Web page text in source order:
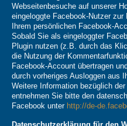
Webseitenbesuche auf unserer
eingeloggte Facebook-Nutzer
Ihrem persönlichen Facebook-
Sobald Sie als eingeloggter
Plugin nutzen (z.B. durch das
die Nutzung der
Facebook-Account übertragen
durch vorheriges Ausloggen aus
Weitere Information bezüglich
entnehmen Sie bitte den
Facebook unter http://de-